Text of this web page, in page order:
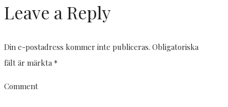
Leave a Reply
Din e-postadress kommer inte publiceras. Obligatoriska
fält är märkta*
Comment